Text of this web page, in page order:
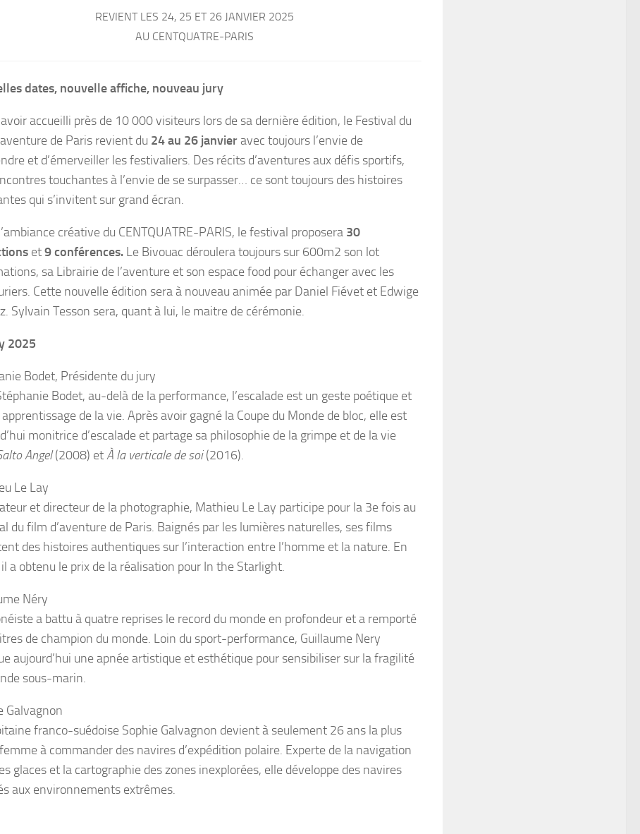
REVIENT LES 24, 25 ET 26 JANVIER 2025
AU CENTQUATRE-PARIS
dates, nouvelle affiche, nouveau jury
accueilli près de 10 000 visiteurs lors de sa dernière édition, le Festival du
de Paris revient du 24 au 26 janvieravec toujours l’envie de
et d’émerveiller les festivaliers. Des récits d’aventures aux défis sportifs,
touchantes à l’envie de se surpasser… ce sont toujours des histoires
qui s’invitent sur grand écran.
créative du CENTQUATRE-PARIS, le festival proposera 30
et9 conférences. Le Bivouac déroulera toujours sur 600m2 son lot
sa Librairie de l’aventure et son espace food pour échanger avec les
Cette nouvelle édition sera à nouveau animée par Daniel Fiévet et Edwige
Sylvain Tesson sera, quant à lui, le maitre de cérémonie.
2025
Bodet, Présidente du jury
Bodet, au-delà de la performance, l’escalade est un geste poétique et
de la vie. Après avoir gagné la Coupe du Monde de bloc, elle est
monitrice d’escalade et partage sa philosophie de la grimpe et de la vie
Angel(2008) etÀ la verticale de soi(2016).
Le Lay
et directeur de la photographie, Mathieu Le Lay participe pour la 3e fois au
du film d’aventure de Paris. Baignés par les lumières naturelles, ses films
des histoires authentiques sur l’interaction entre l’homme et la nature. En
a obtenu le prix de la réalisation pour In the Starlight.
Néry
a battu à quatre reprises le record du monde en profondeur et a remporté
de champion du monde. Loin du sport-performance, Guillaume Nery
aujourd’hui une apnée artistique et esthétique pour sensibiliser sur la fragilité
sous-marin.
Galvagnon
franco-suédoise Sophie Galvagnon devient à seulement 26 ans la plus
à commander des navires d’expédition polaire. Experte de la navigation
glaces et la cartographie des zones inexplorées, elle développe des navires
aux environnements extrêmes.